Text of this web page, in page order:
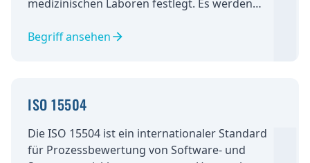
medizinischen Laboren festlegt. Es werden
Probenvorbereitung, Analyse und
Begriff ansehen
ISO 15504
Die ISO 15504 ist ein internationaler Standard
für Prozessbewertung von Software- und